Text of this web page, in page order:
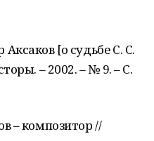
[о судьбе С. С.
– 2002. – № 9. – С.
– композитор //